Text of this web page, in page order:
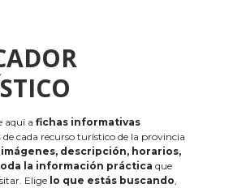
aquí a fichas informativas
de cada recurso turístico de la provincia
imágenes, descripción, horarios,
la información práctica que
Elige lo que estás buscando,